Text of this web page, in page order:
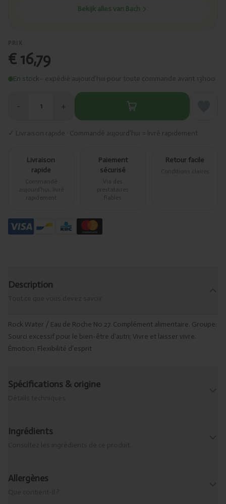
Bekijk alles van Bach
PRIX
€ 16,79
En stock– expédié aujourd’hui pour toute commande avant 13h00
− 1 +
✓ Livraison rapide · Commandé aujourd’hui = livré rapidement
Livraison
rapide
Commandé
aujourd’hui, livré
rapidement
Paiement
sécurisé
Via des
prestataires
fiables
Retour facile
Conditions claires
Description
Rock Water / Eau de Roche No 27. Complément alimentaire. Groupe:
Sourci excessif pour le bien-être d'autri; Vivre et laisser vivre.
Émotion: Flexibilité d'esprit
Spécifications & origine
Ingrédients
Allergènes